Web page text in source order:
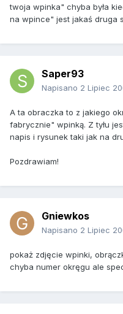
twoja wpinka" chyba była
na wpince" jest jakaś druga
Saper93
Napisano 2 Lipiec
A ta obraczka to z jakiego
fabrycznie" wpinką. Z tyłu
napis i rysunek taki jak na
Pozdrawiam!
Gniewkos
Napisano 2 Lipiec
pokaż zdjęcie wpinki,
chyba numer okręgu ale